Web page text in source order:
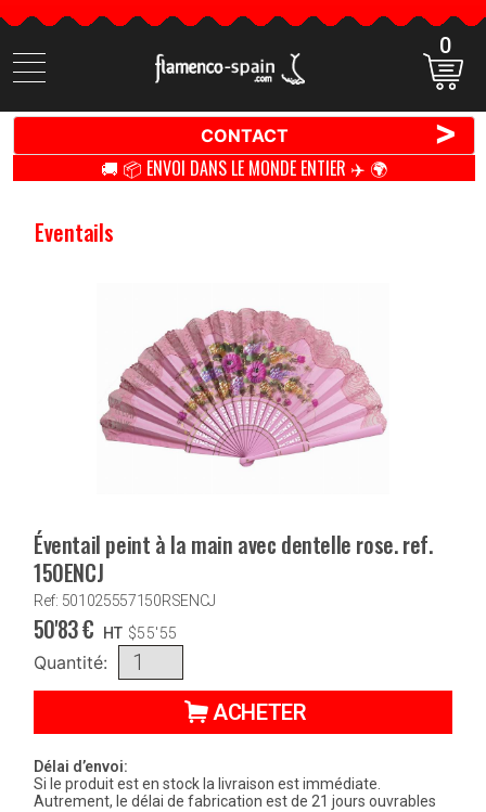
Cherchez
des
0
CONTACT >
🚚 📦 ENVOI DANS LE MONDE ENTIER ✈️ 🌍
Eventails
Éventail peint à la main avec dentelle rose. ref.
150ENCJ
Ref: 501025557150RSENCJ
50'83€ HT $55'55
Quantité:
ACHETER
Délai d’envoi:
Si le produit est en stock la livraison est immédiate.
Autrement, le délai de fabrication est de 21 jours ouvrables